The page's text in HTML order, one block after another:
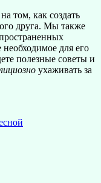
на том, как создать
друга. Мы также
для его
полезные советы и
ухаживать за